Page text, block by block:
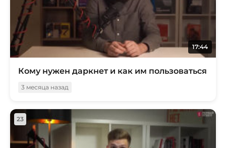
17:44
Кому нужен даркнет и как им пользоваться
3 месяца назад
23